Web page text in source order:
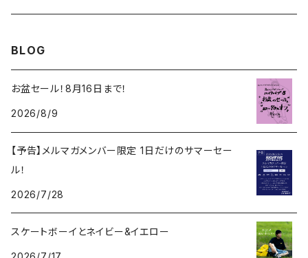
MELLOW CONCAVE LOVERS CLUB
DISQUALIFYING FOUL
ISHOD TENNIS BALL COLLECTION
NIKE SB FC COLLECTION
BLAZER MID
ANTI HERO
CHOCOLATE
BLOG
お盆セール！8月16日まで！
2026/8/9
【予告】メルマガメンバー限定 1日だけのサマーセー
ル！
2026/7/28
スケートボーイとネイビー&イエロー